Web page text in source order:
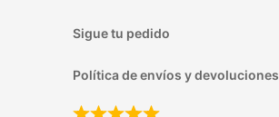
Sigue tu pedido
Política de envíos y devoluciones